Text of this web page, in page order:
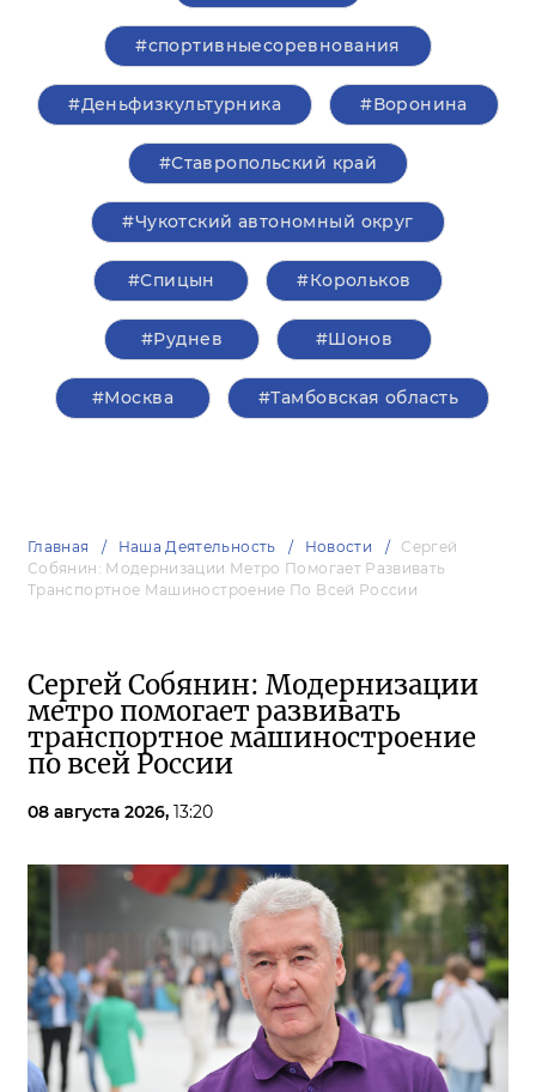
#спортивныесоревнования
#Деньфизкультурника #Воронина
#Ставропольский край
#Чукотский автономный округ
#Спицын #Корольков
#Руднев #Шонов
#Москва #Тамбовская область
Главная Наша Деятельность Новости
Сергей
Собянин: Модернизации Метро Помогает Развивать
Транспортное Машиностроение По Всей России
Сергей Собянин: Модернизации
метро помогает развивать
транспортное машиностроение
по всей России
08 августа 2026, 13:20